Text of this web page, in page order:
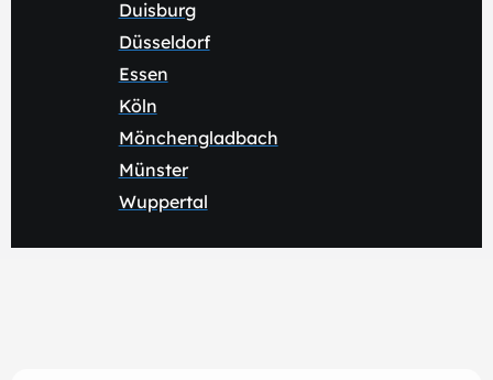
Duisburg
Düsseldorf
Essen
Köln
Mönchengladbach
Münster
Wuppertal